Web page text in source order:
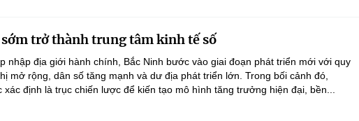
trở thành trung tâm kinh tế số
nhập địa giới hành chính, Bắc Ninh bước vào giai đoạn phát triển mới với quy
mở rộng, dân số tăng mạnh và dư địa phát triển lớn. Trong bối cảnh đó,
định là trục chiến lược để kiến tạo mô hình tăng trưởng hiện đại, bền...